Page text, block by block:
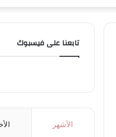
تابعنا على فيسبوك
الأشهر